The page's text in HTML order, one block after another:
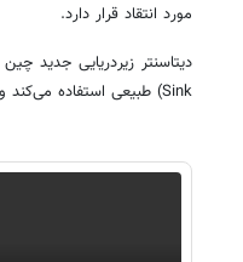
مورد انتقاد قرار دارد.
Sink) طبیعی استفاده می‌کند و گرما را از طریق سیستم‌های خنک‌کننده کاملاً عایق‌بندی‌شده منتقل می‌سازد.